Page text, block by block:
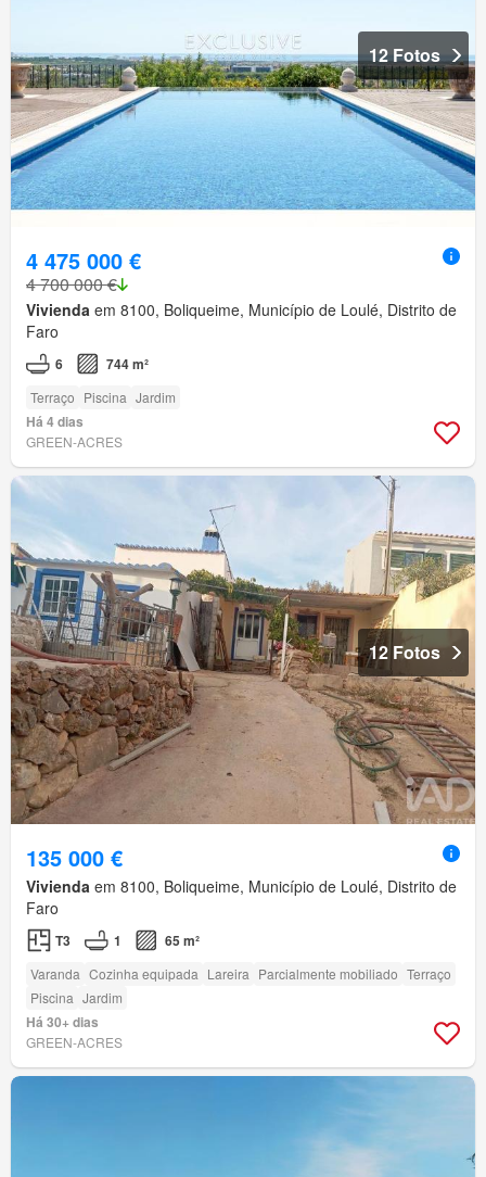
12 Fotos
4 475 000 €
4 700 000 €
Vivienda em 8100, Boliqueime, Município de Loulé, Distrito de
Faro
6 744 m²
Terraço Piscina Jardim
Há 4 dias
GREEN-ACRES
12 Fotos
135 000 €
Vivienda em 8100, Boliqueime, Município de Loulé, Distrito de
Faro
T3 1 65 m²
Varanda Cozinha equipada Lareira Parcialmente mobiliado Terraço
Piscina Jardim
Há 30+ dias
GREEN-ACRES